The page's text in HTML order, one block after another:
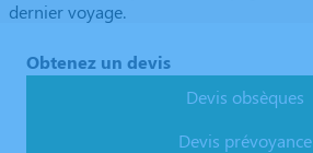
dernier voyage.
Obtenez un devis
Devis obsèques
Devis prévoyance